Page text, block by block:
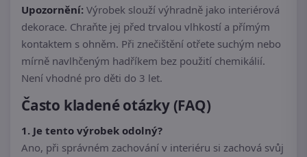
Upozornění: Výrobek slouží výhradně jako interiérová
dekorace. Chraňte jej před trvalou vlhkostí a přímým
kontaktem s ohněm. Při znečištění otřete suchým nebo
mírně navlhčeným hadříkem bez použití chemikálií.
Není vhodné pro děti do 3 let.
Často kladené otázky (FAQ)
1. Je tento výrobek odolný?
Ano, při správném zachování v interiéru si zachová svůj